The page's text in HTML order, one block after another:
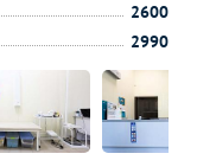
2600
2990